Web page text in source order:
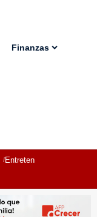
Finanzas
Entretenimiento